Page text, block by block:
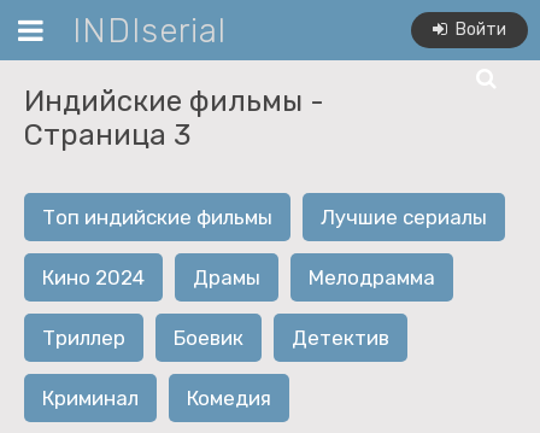
INDIserial Войти
Индийские фильмы -
Страница 3
Топ индийские фильмы Лучшие сериалы
Кино 2024 Драмы Мелодрамма
Триллер Боевик Детектив
Криминал Комедия